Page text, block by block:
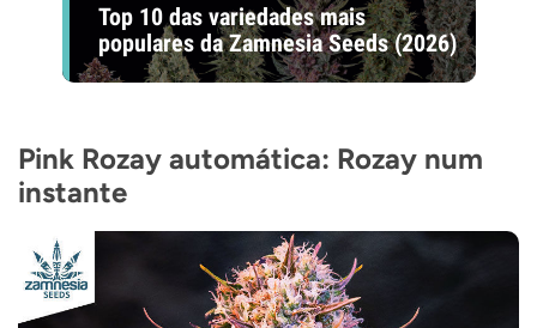
Top 10 das variedades mais
populares da Zamnesia Seeds (2026)
Pink Rozay automática: Rozay num
instante